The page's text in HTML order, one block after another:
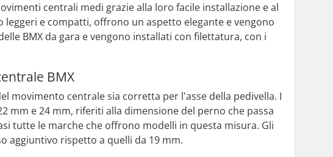
centrali medi grazie alla loro facile installazione e al
e compatti, offrono un aspetto elegante e vengono
BMX da gara e vengono installati con filettatura, con i
BMX
movimento centrale sia corretta per l'asse della pedivella. I
e 24 mm, riferiti alla dimensione del perno che passa
tutte le marche che offrono modelli in questa misura. Gli
aggiuntivo rispetto a quelli da 19 mm.